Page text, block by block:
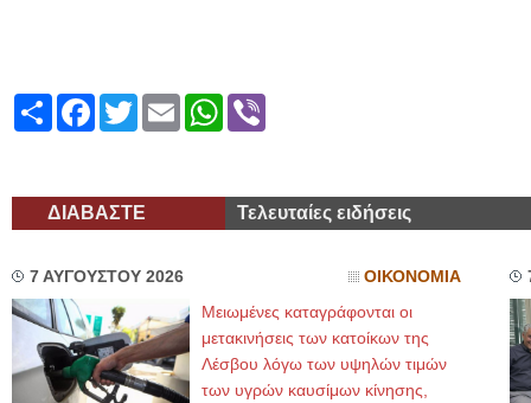
ShareFacebook
TwitterEmailWhatsApp
ΔΙΑΒΑΣΤΕ Τελευταίες ειδήσεις
7 ΑΥΓΟΥΣΤΟΥ 2026 ΟΙΚΟΝΟΜΙΑ
Μειωμένες καταγράφονται οι
μετακινήσεις των κατοίκων της
Λέσβου λόγω των υψηλών τιμών
των υγρών καυσίμων κίνησης,